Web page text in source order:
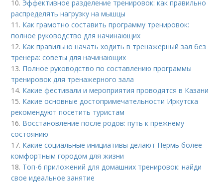
10. Эффективное разделение тренировок: как правильно
распределять нагрузку на мышцы
11. Как грамотно составить программу тренировок:
полное руководство для начинающих
12. Как правильно начать ходить в тренажерный зал без
тренера: советы для начинающих
13. Полное руководство по составлению программы
тренировок для тренажерного зала
14. Какие фестивали и мероприятия проводятся в Казани
15. Какие основные достопримечательности Иркутска
рекомендуют посетить туристам
16. Восстановление после родов: путь к прежнему
состоянию
17. Какие социальные инициативы делают Пермь более
комфортным городом для жизни
18. Топ-6 приложений для домашних тренировок: найди
свое идеальное занятие